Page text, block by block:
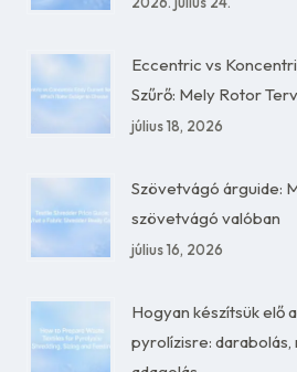
Eccentric vs
Szűrő: Mely Rotor
július 18, 2026
Szövetvágó árguide:
szövetvágó valóban
július 16, 2026
Hogyan készítsük elő
pyrolízisre: